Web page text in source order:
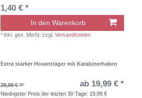
1,40 € *
In den Warenkorb
*inkl. ges. MwSt. zzgl.Versandkosten
Extra starker Hosenträger mit Karabinerhaken
29,99 € ** ab 19,99 € *
Niedrigster Preis der letzten 30 Tage: 19,99 €